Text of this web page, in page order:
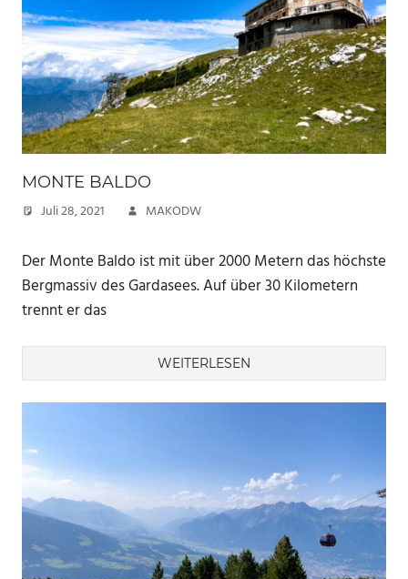
MONTE BALDO
Juli 28, 2021 MAKODW
Der Monte Baldo ist mit über 2000 Metern das höchste
Bergmassiv des Gardasees. Auf über 30 Kilometern
trennt er das
WEITERLESEN